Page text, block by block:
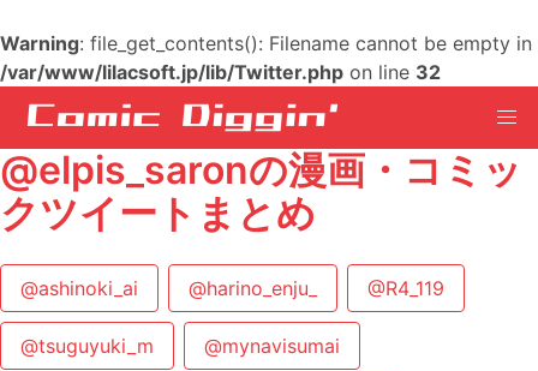
Warning: file_get_contents(): Filename cannot be empty in
/var/www/lilacsoft.jp/lib/Twitter.php on line 32
@elpis_saronの漫画・コミッ
クツイートまとめ
@ashinoki_ai @harino_enju_ @R4_119
@tsuguyuki_m @mynavisumai